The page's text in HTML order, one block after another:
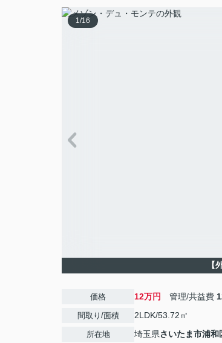
1 /16
【
価格 12万円 管理/共益費
間取り/面積 2LDK/53.72㎡
所在地 埼玉県さいたま市浦和